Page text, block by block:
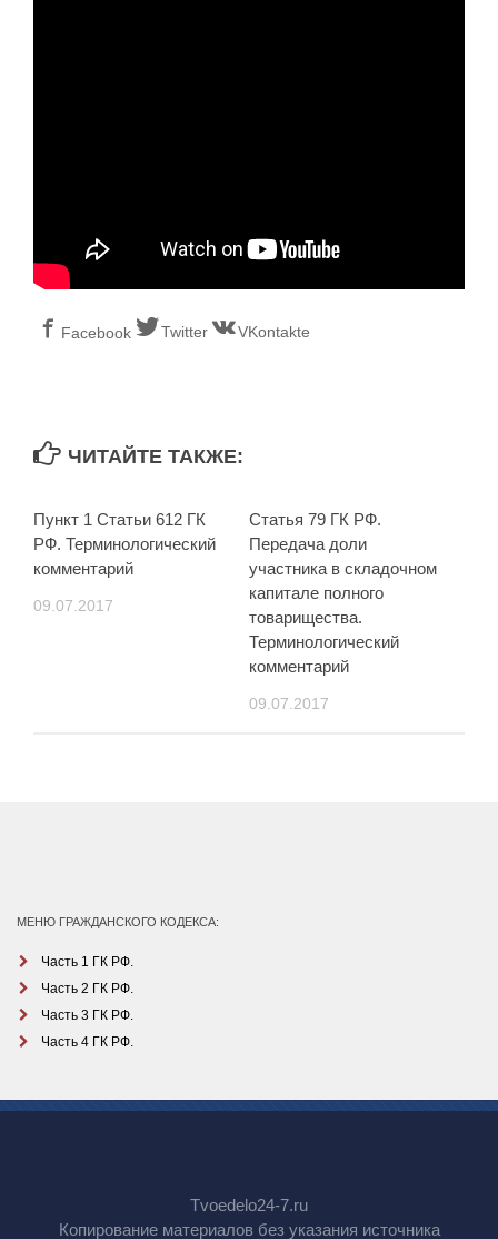
Facebook Twitter VKontakte
ЧИТАЙТЕ ТАКЖЕ:
Пункт 1 Статьи 612 ГК
РФ. Терминологический
комментарий
09.07.2017
Статья 79 ГК РФ.
Передача доли
участника в складочном
капитале полного
товарищества.
Терминологический
комментарий
09.07.2017
МЕНЮ ГРАЖДАНСКОГО КОДЕКСА:
Часть 1 ГК РФ.
Часть 2 ГК РФ.
Часть 3 ГК РФ.
Часть 4 ГК РФ.
Tvoedelo24-7.ru
Копирование материалов без указания источника